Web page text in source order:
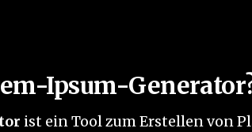
Ipsum-
ist ein Tool zum Erstellen von